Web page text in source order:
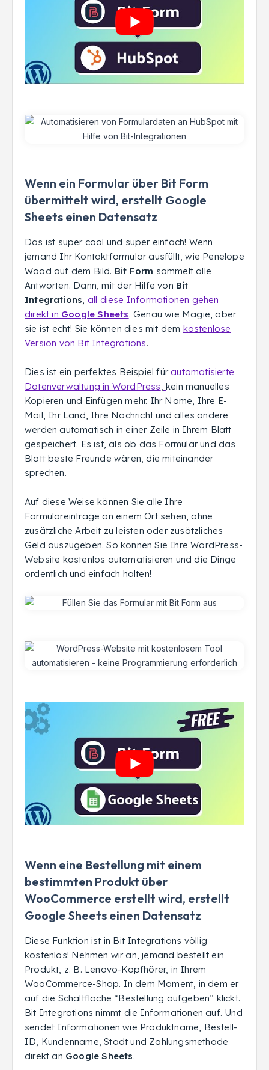
Wenn ein Formular über Bit Form
übermittelt wird, erstellt Google
Sheets einen Datensatz
Das ist super cool und super einfach! Wenn
jemand Ihr Kontaktformular ausfüllt, wie Penelope
Wood auf dem Bild. Bit Form sammelt alle
Antworten. Dann, mit der Hilfe von Bit
Integrations all diese Informationen gehen
direkt in Google Sheets. Genau wie Magie, aber
sie ist echt! Sie können dies mit dem kostenlose
Version von Bit Integrations.
Dies ist ein perfektes Beispiel fürautomatisierte
Datenverwaltung in WordPress kein manuelles
Kopieren und Einfügen mehr. Ihr Name, Ihre E-
Mail, Ihr Land, Ihre Nachricht und alles andere
werden automatisch in einer Zeile in Ihrem Blatt
gespeichert. Es ist, als ob das Formular und das
Blatt beste Freunde wären, die miteinander
sprechen.
Auf diese Weise können Sie alle Ihre
Formulareinträge an einem Ort sehen, ohne
zusätzliche Arbeit zu leisten oder zusätzliches
Geld auszugeben. So können Sie Ihre WordPress-
Website kostenlos automatisieren und die Dinge
ordentlich und einfach halten!
Wenn eine Bestellung mit einem
bestimmten Produkt über
WooCommerce erstellt wird, erstellt
Google Sheets einen Datensatz
Diese Funktion ist in Bit Integrations völlig
kostenlos! Nehmen wir an, jemand bestellt ein
Produkt, z. B. Lenovo-Kopfhörer, in Ihrem
WooCommerce-Shop. In dem Moment, in dem er
auf die Schaltfläche “Bestellung aufgeben” klickt.
Bit Integrations nimmt die Informationen auf. Und
sendet Informationen wie Produktname, Bestell-
ID, Kundenname, Stadt und Zahlungsmethode
direkt an Google Sheets.